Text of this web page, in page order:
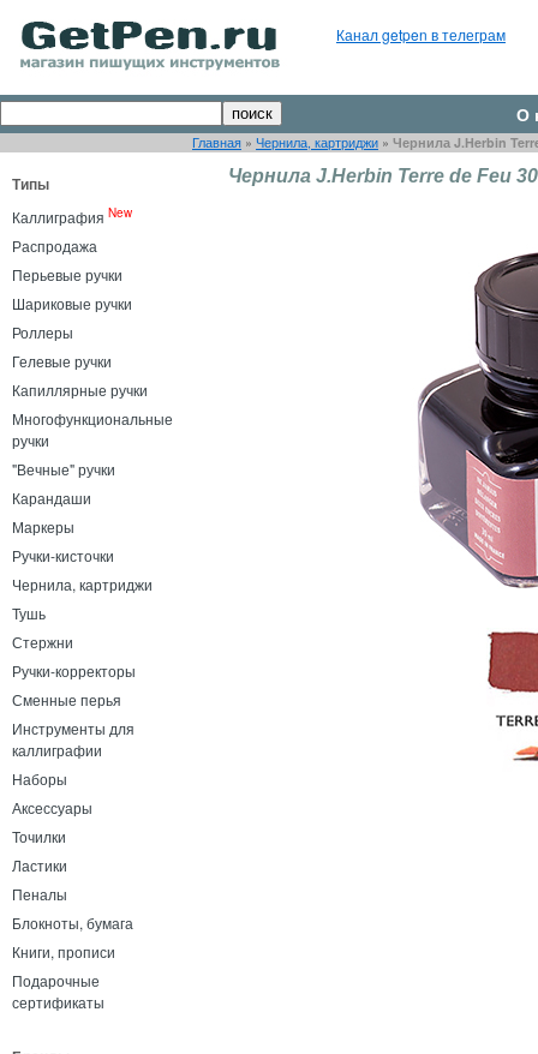
Канал getpen в телеграм
О
Главная » Чернила, картриджи » Чернила J.Herbin
Типы
Каллиграфия New
Распродажа
Перьевые ручки
Шариковые ручки
Роллеры
Гелевые ручки
Капиллярные ручки
Многофункциональные
ручки
"Вечные" ручки
Карандаши
Маркеры
Ручки-кисточки
Чернила, картриджи
Тушь
Стержни
Ручки-корректоры
Сменные перья
Инструменты для
каллиграфии
Наборы
Аксессуары
Точилки
Ластики
Пеналы
Блокноты, бумага
Книги, прописи
Подарочные
сертификаты
Чернила J.Herbin Terre de Feu